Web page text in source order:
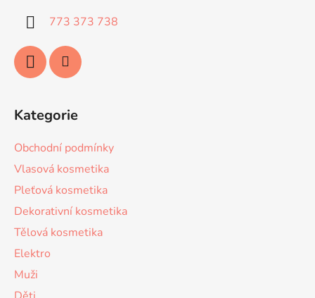
773 373 738
Kategorie
Obchodní podmínky
Vlasová kosmetika
Pleťová kosmetika
Dekorativní kosmetika
Tělová kosmetika
Elektro
Muži